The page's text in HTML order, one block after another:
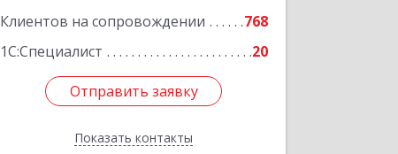
Клиентов на сопровождении
768
1С:Специалист
20
Отправить заявку
Показать контакты
Отправить заявку
Назад